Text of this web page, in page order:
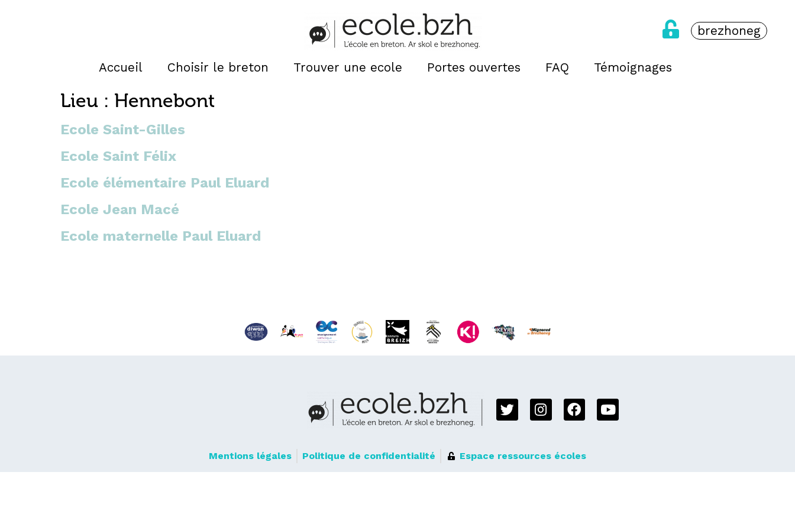
brezhoneg
Accueil Choisir le breton Trouver une ecole Portes ouvertes FAQ Témoignages
Lieu : Hennebont
Ecole Saint-Gilles
Ecole Saint Félix
Ecole élémentaire Paul Eluard
Ecole Jean Macé
Ecole maternelle Paul Eluard
Mentions légales Politique de confidentialité Espace ressources écoles